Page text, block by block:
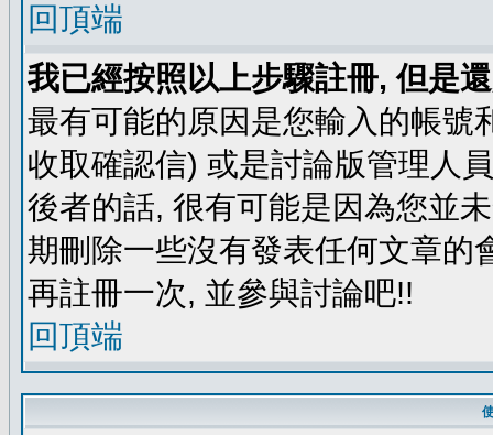
回頂端
我已經按照以上步驟註冊, 但是
最有可能的原因是您輸入的帳號
收取確認信) 或是討論版管理人
後者的話, 很有可能是因為您並
期刪除一些沒有發表任何文章的
再註冊一次, 並參與討論吧!!
回頂端